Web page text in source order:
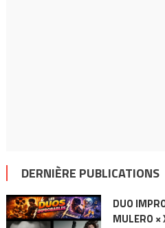
DERNIÈRE PUBLICATIONS
DUO
MULERO ×